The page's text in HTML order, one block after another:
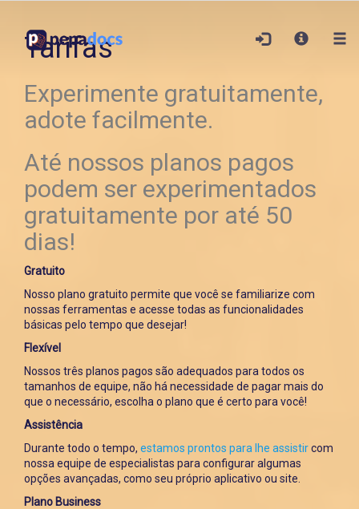
Tarifas
Experimente gratuitamente,
adote facilmente.
Até nossos planos pagos
podem ser experimentados
gratuitamente por até 50
dias!
Gratuito
Nosso plano gratuito permite que você se familiarize com
nossas ferramentas e acesse todas as funcionalidades
básicas pelo tempo que desejar!
Flexível
Nossos três planos pagos são adequados para todos os
tamanhos de equipe, não há necessidade de pagar mais do
que o necessário, escolha o plano que é certo para você!
Assistência
Durante todo o tempo, estamos prontos para lhe assistircom
nossa equipe de especialistas para configurar algumas
opções avançadas, como seu próprio aplicativo ou site.
Plano Business